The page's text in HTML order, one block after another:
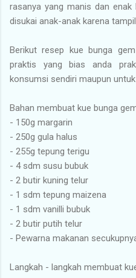
rasanya yang manis dan
disukai anak-anak karena
Berikut resep kue bunga
praktis yang bias anda
konsumsi sendiri maupun
Bahan membuat kue bunga
- 150g margarin
- 250g gula halus
- 255g tepung terigu
- 4 sdm susu bubuk
- 2 butir kuning telur
- 1 sdm tepung maizena
- 1 sdm vanilli bubuk
- 2 butir putih telur
- Pewarna makanan
Langkah - langkah membuat